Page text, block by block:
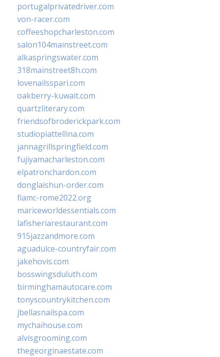
portugalprivatedriver.com
von-racer.com
coffeeshopcharleston.com
salon104mainstreet.com
alkaspringswater.com
318mainstreet8h.com
lovenailsspari.com
oakberry-kuwait.com
quartzliterary.com
friendsofbroderickpark.com
studiopiattellina.com
jannagrillspringfield.com
fujiyamacharleston.com
elpatronchardon.com
donglaishun-order.com
fiamc-rome2022.org
mariceworldessentials.com
lafisheriarestaurant.com
915jazzandmore.com
aguadulce-countryfair.com
jakehovis.com
bosswingsduluth.com
birminghamautocare.com
tonyscountrykitchen.com
jbellasnailspa.com
mychaihouse.com
alvisgrooming.com
thegeorginaestate.com